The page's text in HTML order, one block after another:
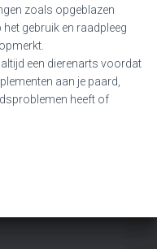
zoals opgeblazen
gebruik en raadpleeg
een dierenarts voordat
aan je paard,
heeft of